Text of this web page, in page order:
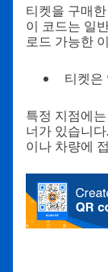
티켓을 구매
이 코드는 일
로드 가능한
티켓은
특정 지점에
너가 있습니
이나 차량에